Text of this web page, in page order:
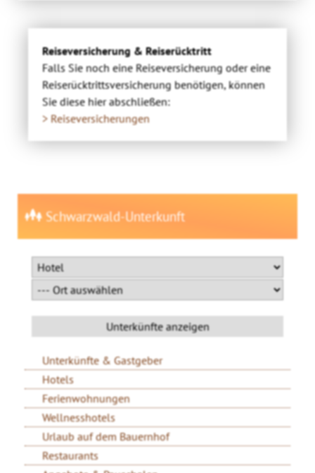
Reiseversicherung & Reiserücktritt
Falls Sie noch eine Reiseversicherung oder eine
Reiserücktrittsversicherung benötigen, können
Sie diese hier abschließen:
> Reiseversicherungen
Schwarzwald-Unterkunft
Unterkünfte & Gastgeber
Hotels
Ferienwohnungen
Wellnesshotels
Urlaub auf dem Bauernhof
Restaurants